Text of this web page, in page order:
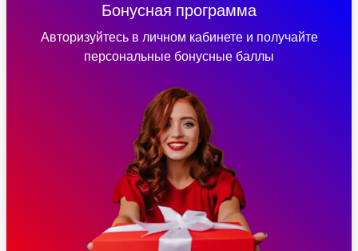
Бонусная программа
Авторизуйтесь в личном кабинете и получайте
персональные бонусные баллы